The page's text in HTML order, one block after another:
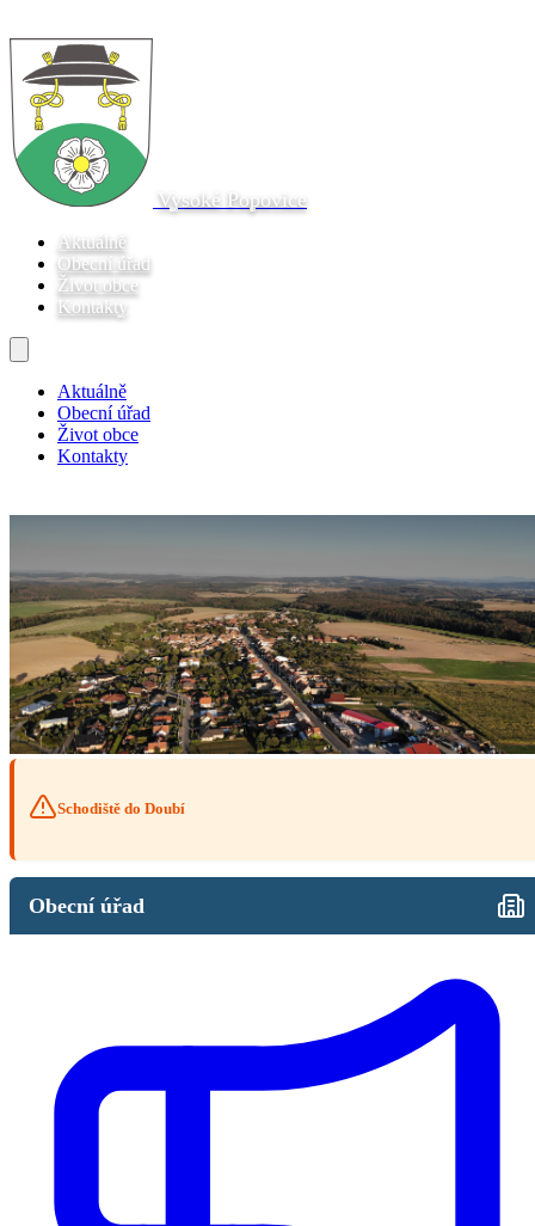
Vysoké Popovice
Aktuálně
Obecní úřad
Život obce
Kontakty
Aktuálně
Obecní úřad
Život obce
Kontakty
Schodiště do Doubí
Obecní úřad